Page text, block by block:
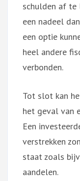
schulden af te
een nadeel
een optie
heel andere
verbonden.
Tot slot kan
het geval van
Een
verstrekken
staat zoals
aandelen.